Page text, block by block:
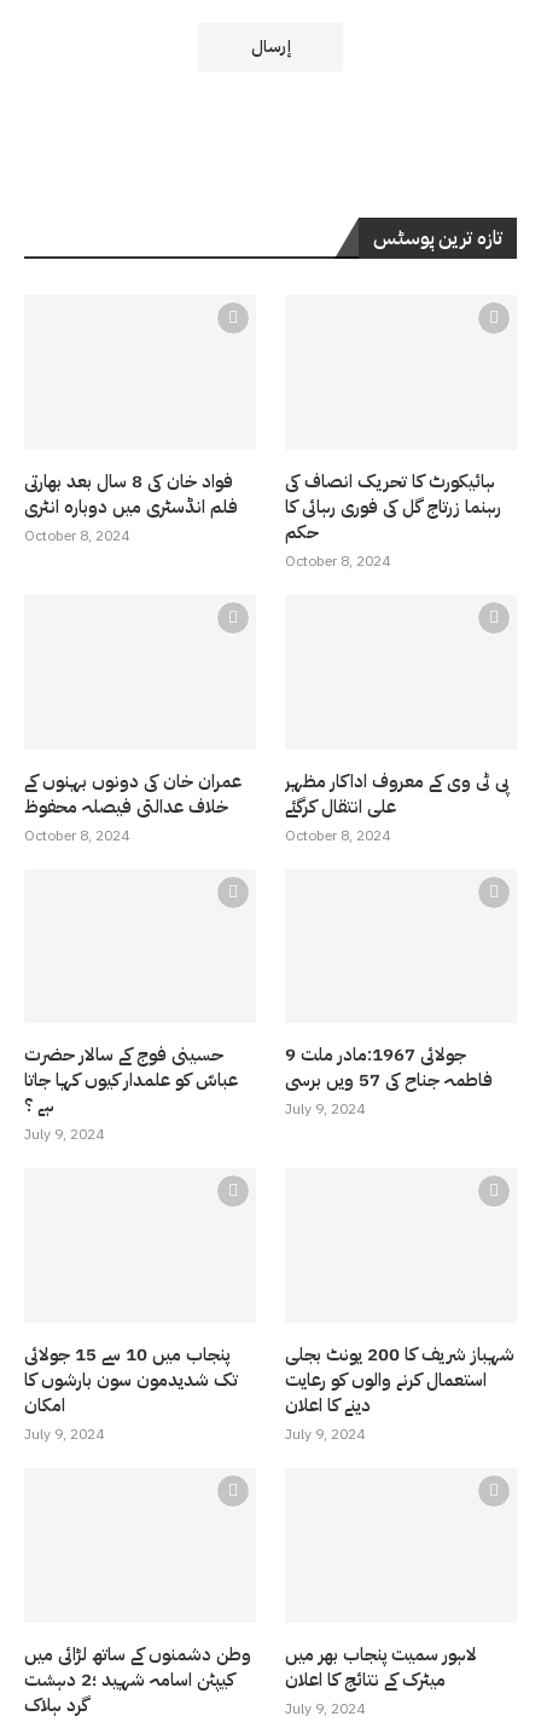
تازہ ترین پوسٹس
فواد خان کی 8 سال بعد بھارتی
فلم انڈسٹری میں دوبارہ انٹری
October 8, 2024
ہائیکورٹ کا تحریک انصاف کی
رہنما زرتاج گل کی فوری رہائی کا
حکم
October 8, 2024
عمران خان کی دونوں بہنوں کے
خلاف عدالتی فیصلہ محفوظ
October 8, 2024
پی ٹی وی کے معروف اداکار مظہر
علی انتقال کرگئے
October 8, 2024
حسینی فوج کے سالار حضرت
عباسّ کو علمدار کیوں کہا جاتا
ہے ؟
July 9, 2024
9 جولائی 1967:مادر ملت
فاطمہ جناح کی 57 ویں برسی
July 9, 2024
پنجاب میں 10 سے 15 جولائی
تک شدیدمون سون بارشوں کا
امکان
July 9, 2024
شہباز شریف کا 200 یونٹ بجلی
استعمال کرنے والوں کو رعایت
دینے کا اعلان
July 9, 2024
وطن دشمنوں کے ساتھ لڑائی میں
کیپٹن اسامہ شہید ؛2 دہشت
گرد ہلاک
لاہور سمیت پنجاب بھر میں
میٹرک کے نتائج کا اعلان
July 9, 2024